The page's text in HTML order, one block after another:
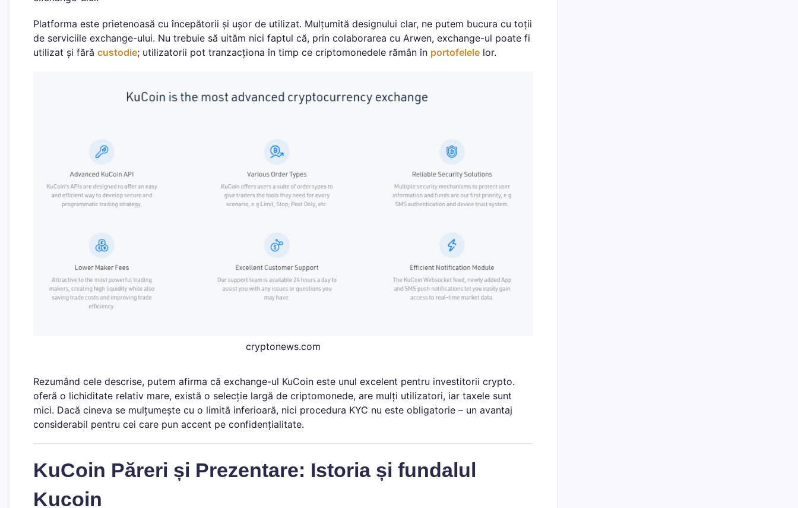
Platforma este prietenoasă cu începătorii și ușor de utilizat. Mulțumită designului clar, ne putem bucura cu toții
de serviciile exchange-ului. Nu trebuie să uităm nici faptul că, prin colaborarea cu Arwen, exchange-ul poate fi
utilizat și fără custodie; utilizatorii pot tranzacționa în timp ce criptomonedele rămân în portofelele lor.
cryptonews.com
Rezumând cele descrise, putem afirma că exchange-ul KuCoin este unul excelent pentru investitorii crypto.
oferă o lichiditate relativ mare, există o selecție largă de criptomonede, are mulți utilizatori, iar taxele sunt
mici. Dacă cineva se mulțumește cu o limită inferioară, nici procedura KYC nu este obligatorie – un avantaj
considerabil pentru cei care pun accent pe confidențialitate.
KuCoin Păreri și Prezentare: Istoria și fundalul
Kucoin